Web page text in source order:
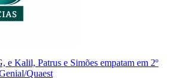
e Kalil, Patrus e Simões empatam em 2º
Quaest